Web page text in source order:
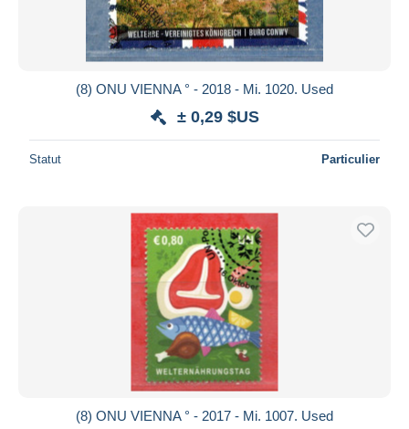
(8) ONU VIENNA ° - 2018 - Mi. 1020. Used
± 0,29 $US
Statut Particulier
(8) ONU VIENNA ° - 2017 - Mi. 1007. Used